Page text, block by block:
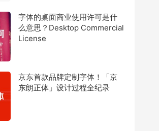
字体的桌面商业使用许可是什
么意思？Desktop Commercial
License
京东首款品牌定制字体！「京
东朗正体」设计过程全纪录